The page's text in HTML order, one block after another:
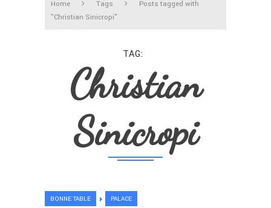
Home Tags
Posts tagged with
"Christian Sinicropi"
TAG
Christian
Sinicropi
BONNE TABLE PALACE